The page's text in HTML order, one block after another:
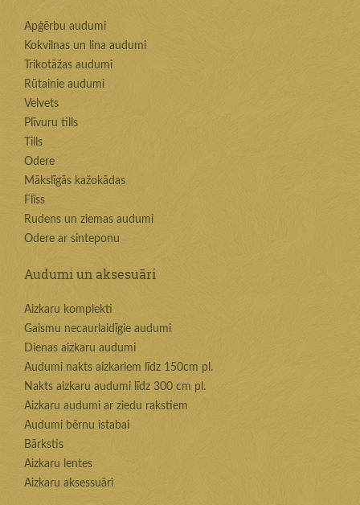
Apģērbu audumi
Kokvilnas un lina audumi
Trikotāžas audumi
Rūtainie audumi
Velvets
Plīvuru tills
Tills
Odere
Mākslīgās kažokādas
Flīss
Rudens un ziemas audumi
Odere ar sinteponu
Audumi un aksesuāri
Aizkaru komplekti
Gaismu necaurlaidīgie audumi
Dienas aizkaru audumi
Audumi nakts aizkariem līdz 150cm pl.
Nakts aizkaru audumi līdz 300 cm pl.
Aizkaru audumi ar ziedu rakstiem
Audumi bērnu istabai
Bārkstis
Aizkaru lentes
Aizkaru aksessuāri